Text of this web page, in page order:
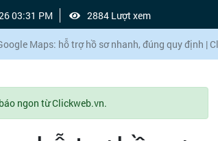
03:31 PM 2884 Lượt xem
Maps: hỗ trợ hồ sơ nhanh, đúng quy định |
ngon từ Clickweb.vn.